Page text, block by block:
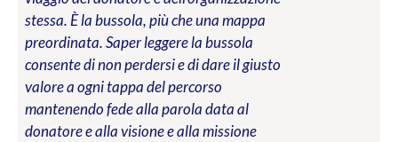
stessa. È la bussola, più che una mappa
preordinata. Saper leggere la bussola
consente di non perdersi e di dare il giusto
valore a ogni tappa del percorso
mantenendo fede alla parola data al
donatore e alla visione e alla missione